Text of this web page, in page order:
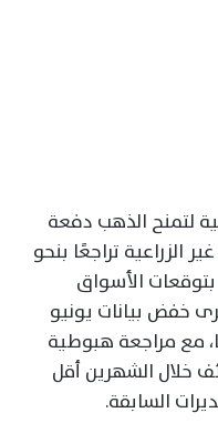
لتمنح الذهب دفعة
الزراعية تراجعًا بنحو
بتوقعات الأسواق
كما جرى خفض بيانات يونيو
وظيفة بدلًا من 57 ألفًا، مع مراجعة هبوطية
خلال الشهرين أقل